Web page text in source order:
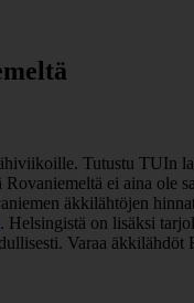
Tutustu TUIn
ei aina ole
äkkilähtöjen
. Helsingistä on lisäksi
Varaa